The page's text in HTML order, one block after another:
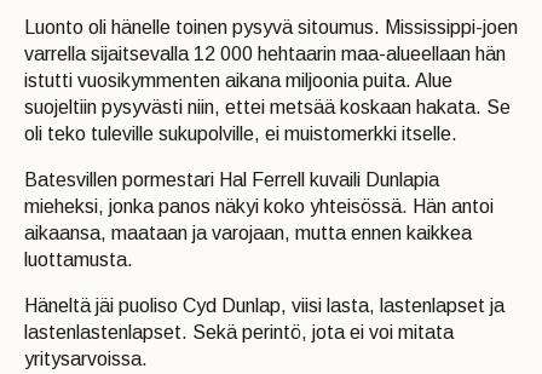
Luonto oli hänelle toinen pysyvä sitoumus. Mississippi-joen
varrella sijaitsevalla 12 000 hehtaarin maa-alueellaan hän
istutti vuosikymmenten aikana miljoonia puita. Alue
suojeltiin pysyvästi niin, ettei metsää koskaan hakata. Se
oli teko tuleville sukupolville, ei muistomerkki itselle.
Batesvillen pormestari Hal Ferrell kuvaili Dunlapia
mieheksi, jonka panos näkyi koko yhteisössä. Hän antoi
aikaansa, maataan ja varojaan, mutta ennen kaikkea
luottamusta.
Häneltä jäi puoliso Cyd Dunlap, viisi lasta, lastenlapset ja
lastenlastenlapset. Sekä perintö, jota ei voi mitata
yritysarvoissa.